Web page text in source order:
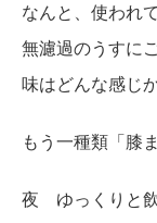
なんと、使われ
無濾過のうすに
味はどんな感じ
もう一種類「膝
夜 ゆっくりと